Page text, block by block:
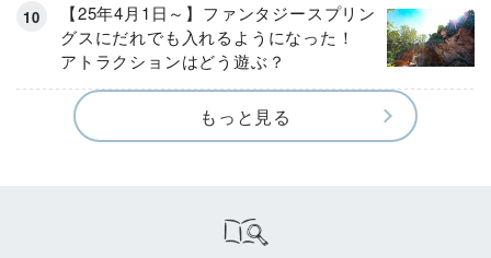
【25年4月1日～】ファンタジースプリン
グスにだれでも入れるようになった！
アトラクションはどう遊ぶ？
もっと見る